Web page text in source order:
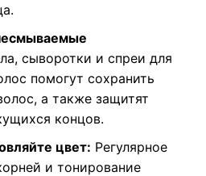
сыворотки и спреи для
помогут сохранить
а также защитят
концов.
цвет: Регулярное
и тонирование